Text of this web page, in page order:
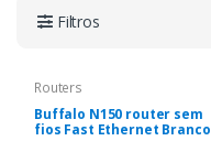
Filtros
Routers
Buffalo N150 router sem
fios Fast Ethernet Branco